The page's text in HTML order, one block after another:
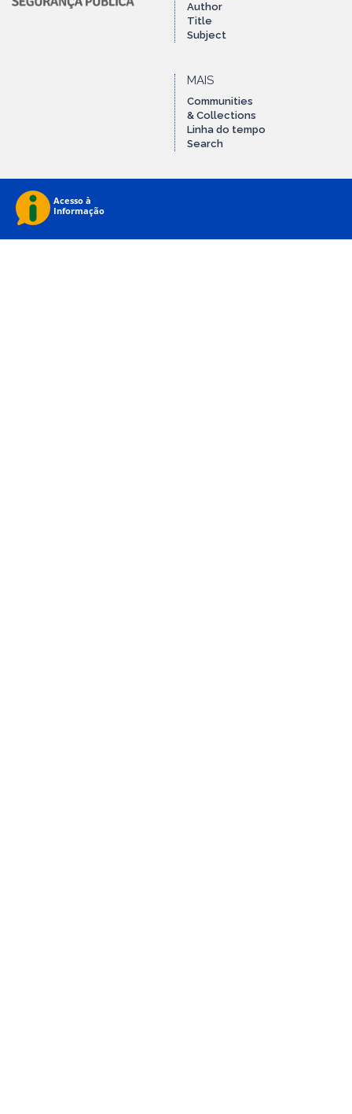
Author
Title
Subject
MAIS
Communities
& Collections
Linha do tempo
Search